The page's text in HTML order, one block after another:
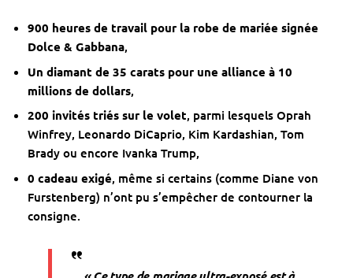
900 heures de travail pour la robe de mariée signée
Dolce & Gabbana,
Un diamant de 35 carats pour une alliance à 10
millions de dollars,
200 invités triés sur le volet, parmi lesquels Oprah
Winfrey, Leonardo DiCaprio, Kim Kardashian, Tom
Brady ou encore Ivanka Trump,
0 cadeau exigé, même si certains (comme Diane von
Furstenberg) n’ont pu s’empêcher de contourner la
consigne.